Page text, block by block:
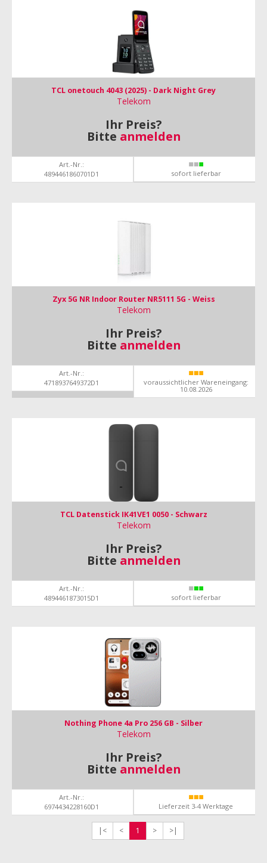
TCL onetouch 4043 (2025) - Dark Night Grey
Telekom
Ihr Preis?
Bitte anmelden
Art.-Nr.:
4894461860701D1
sofort lieferbar
Zyx 5G NR Indoor Router NR5111 5G - Weiss
Telekom
Ihr Preis?
Bitte anmelden
Art.-Nr.:
4718937649372D1
voraussichtlicher Wareneingang:
10.08.2026
TCL Datenstick IK41VE1 0050 - Schwarz
Telekom
Ihr Preis?
Bitte anmelden
Art.-Nr.:
4894461873015D1
sofort lieferbar
Nothing Phone 4a Pro 256 GB - Silber
Telekom
Ihr Preis?
Bitte anmelden
Art.-Nr.:
6974434228160D1
Lieferzeit 3-4 Werktage
|< < 1 > >|